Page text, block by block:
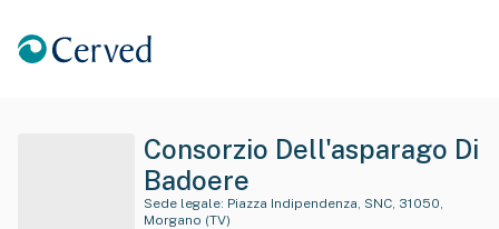
Consorzio Dell'asparago Di
Badoere
Sede legale:
Morgano (TV)